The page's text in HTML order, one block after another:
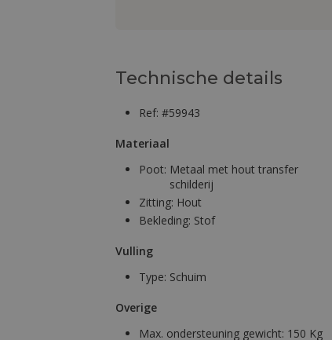
Technische details
Ref: #59943
Materiaal
Poot: Metaal met hout transfer
schilderij
Zitting: Hout
Bekleding: Stof
Vulling
Type: Schuim
Overige
Max. ondersteuning gewicht: 150 Kg